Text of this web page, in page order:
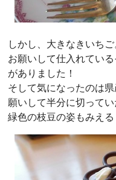
しかし、大きなきいち
お願いして仕入れてい
がありました！
そして気になったのは
願いして半分に切って
緑色の枝豆の姿もみえ